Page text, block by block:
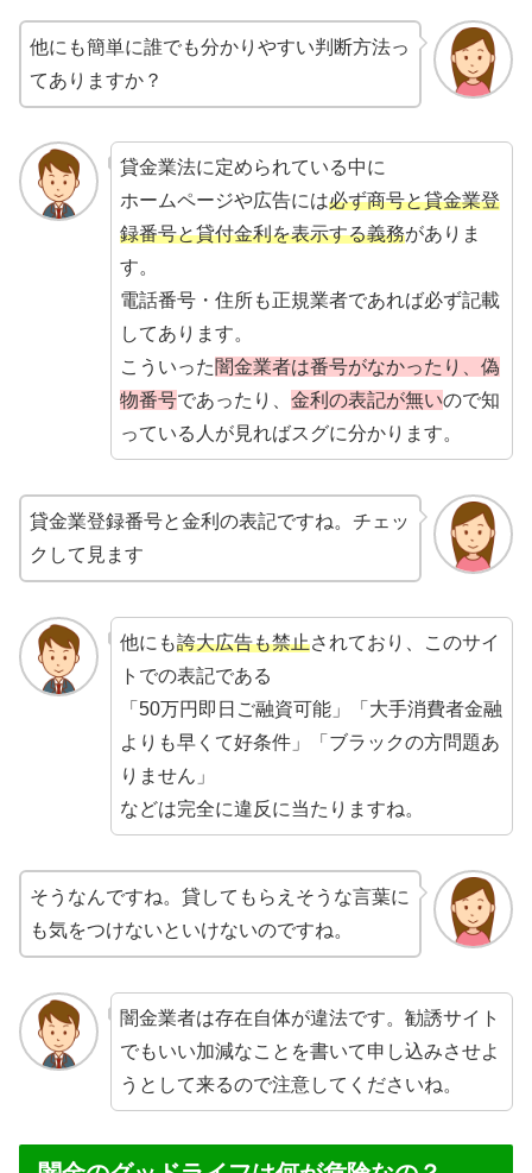
他にも簡単に誰でも分かりやすい判断方法っ
てありますか？
貸金業法に定められている中に
ホームページや広告には必ず商号と貸金業登
録番号と貸付金利を表示する義務がありま
す。
電話番号・住所も正規業者であれば必ず記載
してあります。
こういった闇金業者は番号がなかったり、偽
物番号であったり、 金利の表記が無いので知
っている人が見ればスグに分かります。
貸金業登録番号と金利の表記ですね。チェッ
クして見ます
他にも誇大広告も禁止されており、このサイ
トでの表記である
「50万円即日ご融資可能」「大手消費者金融
よりも早くて好条件」「ブラックの方問題あ
りません」
などは完全に違反に当たりますね。
そうなんですね。貸してもらえそうな言葉に
も気をつけないといけないのですね。
闇金業者は存在自体が違法です。勧誘サイト
でもいい加減なことを書いて申し込みさせよ
うとして来るので注意してくださいね。